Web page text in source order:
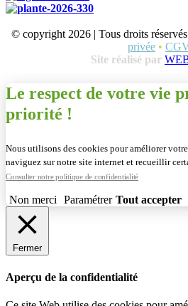
© copyright 2026 | Tous droits réservés
privée •
Site réalisé par
Le respect de votre vie
priorité !
Nous utilisons des cookies pour améliorer
naviguez sur notre site internet et recueillir
Consulter notre politique de confidentialité
Non merci Paramétrer Tout accepter
Fermer
Aperçu de la confidentialité